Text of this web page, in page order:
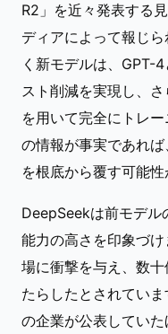
R2」を近々発表する
ディアによって報じ
く新モデルは、GPT-
スト削減を実現し、
を用いて完全にトレ
の情報が事実であれ
を根底から覆す可能性
DeepSeekは前モデル
能力の高さを印象づ
場に衝撃を与え、数
たらしたとされてい
の企業が公表してい